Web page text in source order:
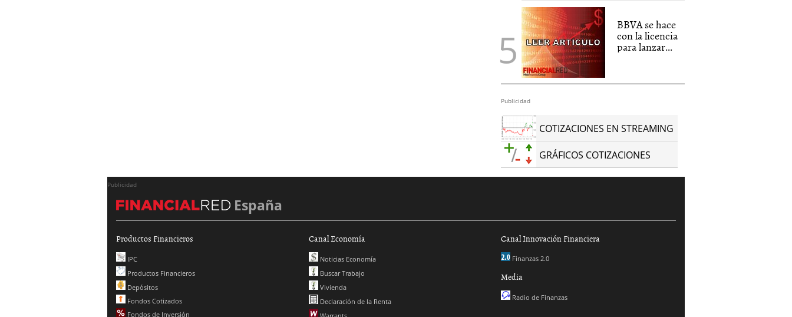
BBVA se hace
con la licencia
para lanzar...
Publicidad
COTIZACIONES EN STREAMING
GRÁFICOS COTIZACIONES
Publicidad
España
Productos Financieros
IPC
Productos Financieros
Depósitos
Fondos Cotizados
Fondos de Inversión
Canal Economía
Noticias Economía
Buscar Trabajo
Vivienda
Declaración de la Renta
Canal Innovación Financiera
Finanzas 2.0
Media
Radio de Finanzas